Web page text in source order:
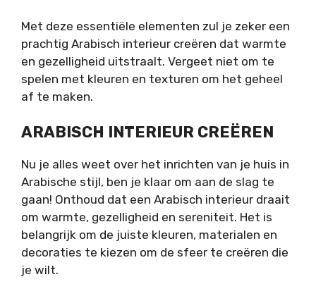
Met deze essentiële elementen zul je zeker een
prachtig Arabisch interieur creëren dat warmte
en gezelligheid uitstraalt. Vergeet niet om te
spelen met kleuren en texturen om het geheel
af te maken.
ARABISCH INTERIEUR CREËREN
Nu je alles weet over het inrichten van je huis in
Arabische stijl, ben je klaar om aan de slag te
gaan! Onthoud dat een Arabisch interieur draait
om warmte, gezelligheid en sereniteit. Het is
belangrijk om de juiste kleuren, materialen en
decoraties te kiezen om de sfeer te creëren die
je wilt.